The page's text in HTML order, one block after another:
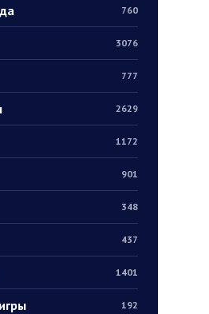
760
3076
777
2629
1172
901
348
437
1401
192